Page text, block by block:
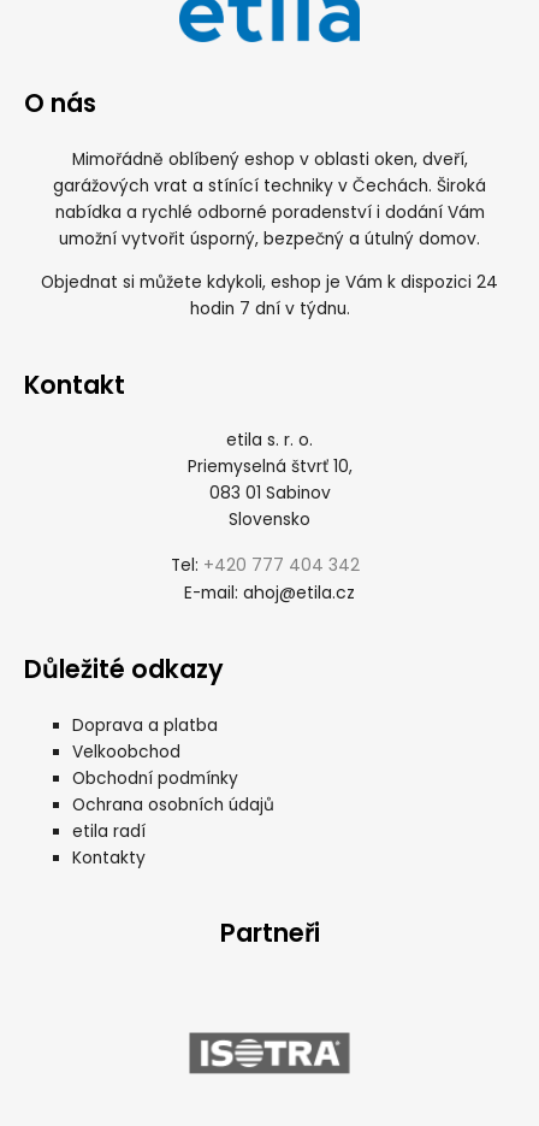
O nás
Mimořádně oblíbený eshop v oblasti oken, dveří,
garážových vrat a stínící techniky v Čechách. Široká
nabídka a rychlé odborné poradenství i dodání Vám
umožní vytvořit úsporný, bezpečný a útulný domov.
Objednat si můžete kdykoli, eshop je Vám k dispozici 24
hodin 7 dní v týdnu.
Kontakt
etila s. r. o.
Priemyselná štvrť 10,
083 01 Sabinov
Slovensko
Tel: +420 777 404 342
E-mail: ahoj@etila.cz
Důležité odkazy
Doprava a platba
Velkoobchod
Obchodní podmínky
Ochrana osobních údajů
etila radí
Kontakty
Partneři